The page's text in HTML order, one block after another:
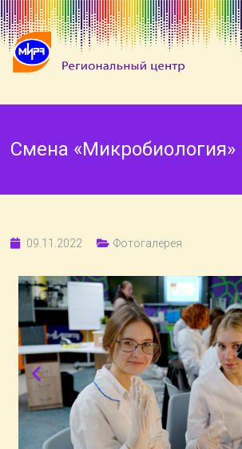
Смена «Микробиология»
09.11.2022 Фотогалерея